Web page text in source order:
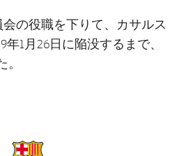
会の役職を下りて、カサルス
1月26日に陥没するまで、